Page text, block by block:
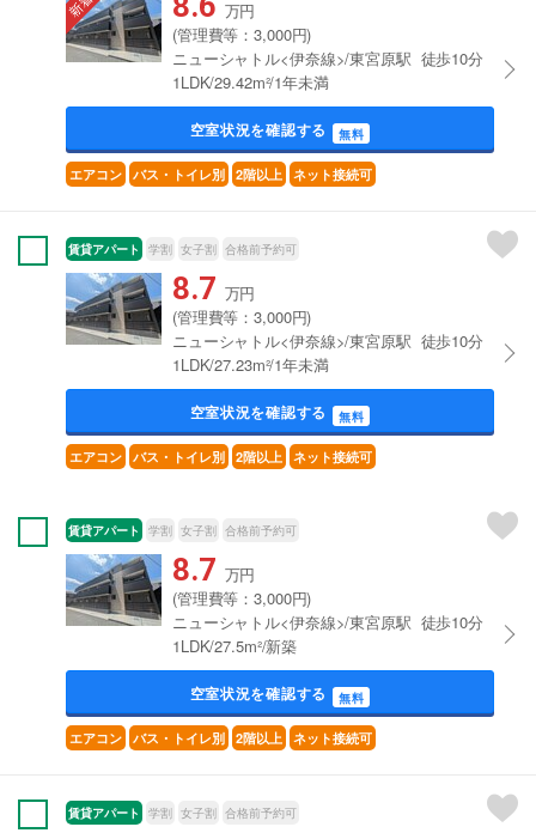
万円
(管理費等：3,000円)
ニューシャトル<伊奈線>/東宮原駅 徒歩10分
1LDK/29.42m²/1年未満
空室状況を確認する 無料
エアコン バス・トイレ別 2階以上 ネット接続可
賃貸アパート 学割 女子割 合格前予約可
8.7 万円
(管理費等：3,000円)
ニューシャトル<伊奈線>/東宮原駅 徒歩10分
1LDK/27.23m²/1年未満
空室状況を確認する 無料
エアコン バス・トイレ別 2階以上 ネット接続可
賃貸アパート 学割 女子割 合格前予約可
8.7 万円
(管理費等：3,000円)
ニューシャトル<伊奈線>/東宮原駅 徒歩10分
1LDK/27.5m²/新築
空室状況を確認する 無料
エアコン バス・トイレ別 2階以上 ネット接続可
賃貸アパート 学割 女子割 合格前予約可